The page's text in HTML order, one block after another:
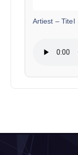
Artiest – Titel